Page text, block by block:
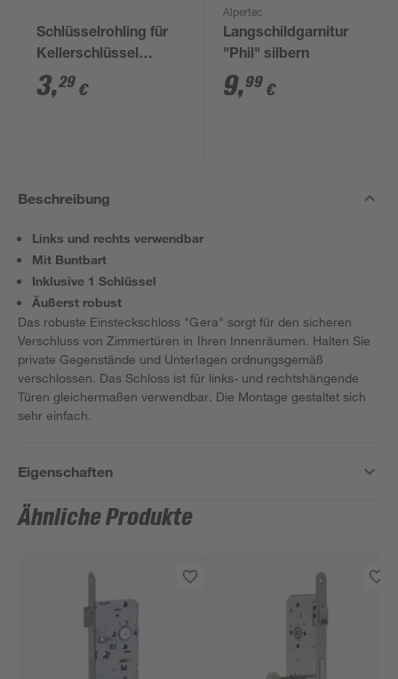
Schlüsselrohling für
Kellerschlüssel
(eckiger Kopf)
3,29 €
Alpertec
Langschildgarnitur
"Phil" silbern
9,99 €
Beschreibung
Links und rechts verwendbar
Mit Buntbart
Inklusive 1 Schlüssel
Äußerst robust
Das robuste Einsteckschloss "Gera" sorgt für den sicheren
Verschluss von Zimmertüren in Ihren Innenräumen. Halten Sie
private Gegenstände und Unterlagen ordnungsgemäß
verschlossen. Das Schloss ist für links- und rechtshängende
Türen gleichermaßen verwendbar. Die Montage gestaltet sich
sehr einfach.
Eigenschaften
Ähnliche Produkte